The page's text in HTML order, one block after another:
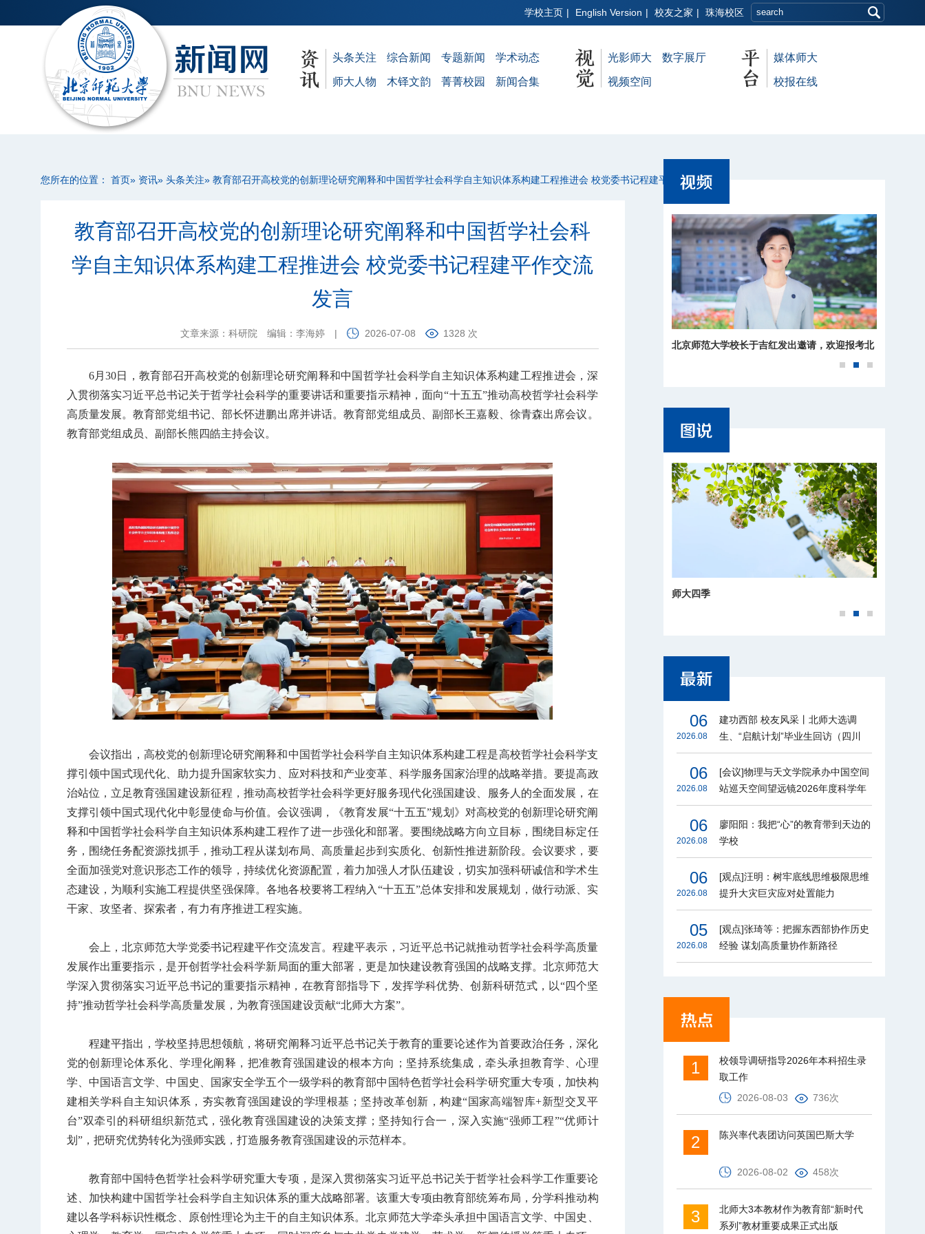
学校主页 | English Version | 校友之家 | 珠海校区
头条关注 综合新闻 专题新闻 学术动态
师大人物 木铎文韵 菁菁校园 新闻合集
光影师大 数字展厅
视频空间
媒体师大
校报在线
您所在的位置： 首页» 资讯» 头条关注» 教育部召开高校党的创新理论研究阐释和中国哲学社会科学自主知识体系构建工程推进会 校党委书记程建平作交流发言
教育部召开高校党的创新理论研究阐释和中国哲学社会科
学自主知识体系构建工程推进会 校党委书记程建平作交流
发言
文章来源：科研院 编辑：李海婷 | 2026-07-08 1328 次
6月30日，教育部召开高校党的创新理论研究阐释和中国哲学社会科学自主知识体系构建工程推进会，深
入贯彻落实习近平总书记关于哲学社会科学的重要讲话和重要指示精神，面向“十五五”推动高校哲学社会科学
高质量发展。教育部党组书记、部长怀进鹏出席并讲话。教育部党组成员、副部长王嘉毅、徐青森出席会议。
教育部党组成员、副部长熊四皓主持会议。
会议指出，高校党的创新理论研究阐释和中国哲学社会科学自主知识体系构建工程是高校哲学社会科学支
撑引领中国式现代化、助力提升国家软实力、应对科技和产业变革、科学服务国家治理的战略举措。要提高政
治站位，立足教育强国建设新征程，推动高校哲学社会科学更好服务现代化强国建设、服务人的全面发展，在
支撑引领中国式现代化中彰显使命与价值。会议强调，《教育发展“十五五”规划》对高校党的创新理论研究阐
释和中国哲学社会科学自主知识体系构建工程作了进一步强化和部署。要围绕战略方向立目标，围绕目标定任
务，围绕任务配资源找抓手，推动工程从谋划布局、高质量起步到实质化、创新性推进新阶段。会议要求，要
全面加强党对意识形态工作的领导，持续优化资源配置，着力加强人才队伍建设，切实加强科研诚信和学术生
态建设，为顺利实施工程提供坚强保障。各地各校要将工程纳入“十五五”总体安排和发展规划，做行动派、实
干家、攻坚者、探索者，有力有序推进工程实施。
会上，北京师范大学党委书记程建平作交流发言。程建平表示，习近平总书记就推动哲学社会科学高质量
发展作出重要指示，是开创哲学社会科学新局面的重大部署，更是加快建设教育强国的战略支撑。北京师范大
学深入贯彻落实习近平总书记的重要指示精神，在教育部指导下，发挥学科优势、创新科研范式，以“四个坚
持”推动哲学社会科学高质量发展，为教育强国建设贡献“北师大方案”。
程建平指出，学校坚持思想领航，将研究阐释习近平总书记关于教育的重要论述作为首要政治任务，深化
党的创新理论体系化、学理化阐释，把准教育强国建设的根本方向；坚持系统集成，牵头承担教育学、心理
学、中国语言文学、中国史、国家安全学五个一级学科的教育部中国特色哲学社会科学研究重大专项，加快构
建相关学科自主知识体系，夯实教育强国建设的学理根基；坚持改革创新，构建“国家高端智库+新型交叉平
台”双牵引的科研组织新范式，强化教育强国建设的决策支撑；坚持知行合一，深入实施“强师工程”“优师计
划”，把研究优势转化为强师实践，打造服务教育强国建设的示范样本。
教育部中国特色哲学社会科学研究重大专项，是深入贯彻落实习近平总书记关于哲学社会科学工作重要论
述、加快构建中国哲学社会科学自主知识体系的重大战略部署。该重大专项由教育部统筹布局，分学科推动构
建以各学科标识性概念、原创性理论为主干的自主知识体系。北京师范大学牵头承担中国语言文学、中国史、
北京师范大学校长于吉红发出邀请，欢迎报考北
师大四季
06
2026.08
建功西部 校友风采丨北师大选调
生、“启航计划”毕业生回访（四川
篇）
06
2026.08
[会议]物理与天文学院承办中国空间
站巡天空间望远镜2026年度科学年
会
06
2026.08
廖阳阳：我把“心”的教育带到天边的
学校
06
2026.08
[观点]汪明：树牢底线思维极限思维
提升大灾巨灾应对处置能力
05
2026.08
[观点]张琦等：把握东西部协作历史
经验 谋划高质量协作新路径
1
校领导调研指导2026年本科招生录
取工作
2026-08-03
736次
2 陈兴率代表团访问英国巴斯大学
2026-08-02 458次
3
北师大3本教材作为教育部“新时代
系列”教材重要成果正式出版